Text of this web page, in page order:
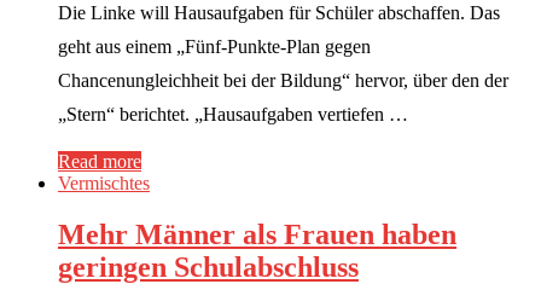
Die Linke will Hausaufgaben für Schüler abschaffen. Das
geht aus einem „Fünf-Punkte-Plan gegen
Chancenungleichheit bei der Bildung“ hervor, über den der
„Stern“ berichtet. „Hausaufgaben vertiefen …
Read more
Vermischtes
Mehr Männer als Frauen haben
geringen Schulabschluss